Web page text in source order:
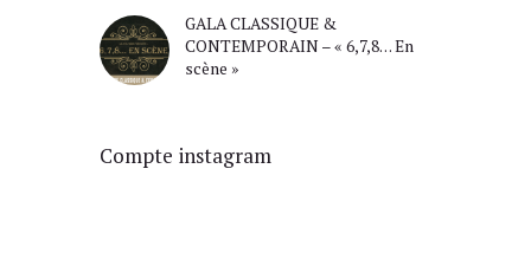
GALA CLASSIQUE &
CONTEMPORAIN – « 6,7,8… En
scène »
Compte instagram